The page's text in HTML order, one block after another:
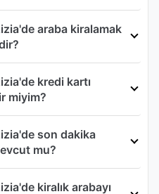
araba kiralamak
kredi kartı
miyim?
son dakika
mu?
kiralık arabayı